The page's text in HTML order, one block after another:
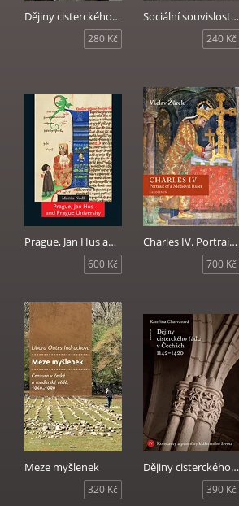
Dějiny cisterckého řádu v Čechách 1142-1420. Svazek I
280 Kč
Sociální souvislosti aktivního stáří
240 Kč
Prague, Jan Hus and Prague University
600 Kč
Charles IV. Portrait of a Medieval Ruler
700 Kč
Meze myšlenek
320 Kč
Dějiny cisterckého řádu v Čechách 1142-1420. Svazek IV
390 Kč